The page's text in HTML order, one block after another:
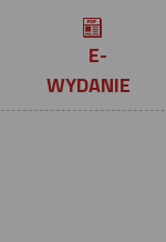
E-
WYDANIE